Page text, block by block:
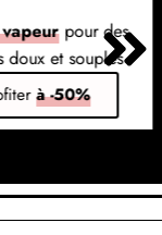
pour des
doux et souples
à -50%